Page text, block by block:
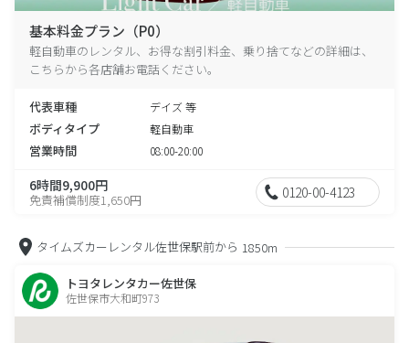
基本料金プラン（P0）
軽自動車のレンタル、お得な割引料金、乗り捨てなどの詳細は、
こちらから各店舗お電話ください。
代表車種 デイズ 等
ボディタイプ 軽自動車
営業時間 08:00-20:00
6時間9,900円
免責補償制度1,650円 0120-00-4123
タイムズカーレンタル佐世保駅前から 1850m
トヨタレンタカー佐世保
佐世保市大和町973